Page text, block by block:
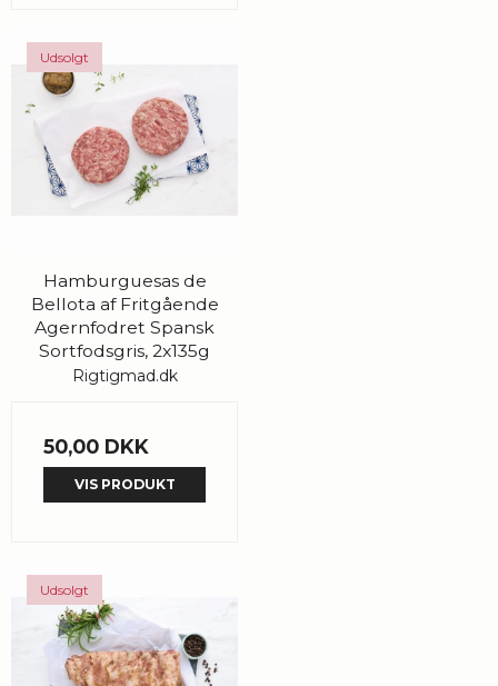
Udsolgt
Hamburguesas de
Bellota af Fritgående
Agernfodret Spansk
Sortfodsgris, 2x135g
Rigtigmad.dk
50,00 DKK
VIS PRODUKT
Udsolgt